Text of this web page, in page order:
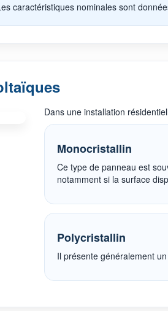
caractéristiques nominales sont
Dans une installation
Monocristallin
Ce type de panneau est
notamment si la surface
Polycristallin
Il présente généralement